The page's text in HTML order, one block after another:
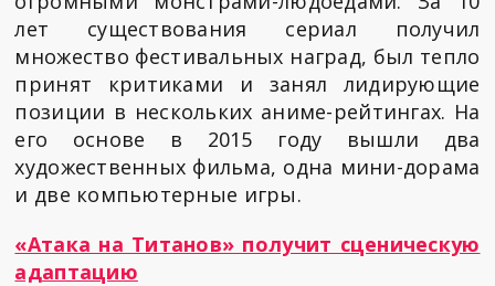
лет существования сериал получил
множество фестивальных наград, был тепло
принят критиками и занял лидирующие
позиции в нескольких аниме-рейтингах. На
его основе в 2015 году вышли два
художественных фильма, одна мини-дорама
и две компьютерные игры.
«Атака на Титанов» получит сценическую
адаптацию